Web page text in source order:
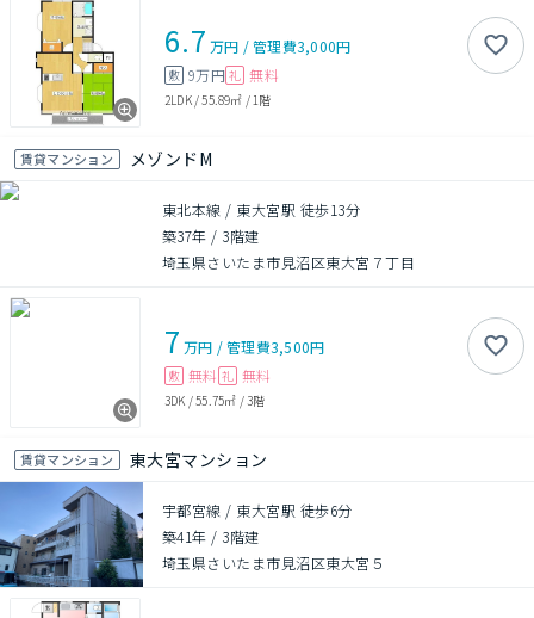
6.7 万円 /管理費3,000円
敷 9万円 礼 無料
2LDK/55.89㎡ / 1階
賃貸マンション メゾンドM
東北本線 / 東大宮駅 徒歩13分
築37年 / 3階建
埼玉県さいたま市見沼区東大宮７丁目
7 万円 /管理費3,500円
敷 無料 礼 無料
3DK /55.75㎡ /3階
賃貸マンション 東大宮マンション
宇都宮線 / 東大宮駅 徒歩6分
築41年 / 3階建
埼玉県さいたま市見沼区東大宮５